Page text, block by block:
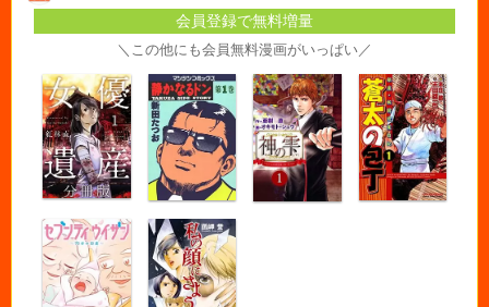
会員登録で無料増量
＼この他にも会員無料漫画がいっぱい／